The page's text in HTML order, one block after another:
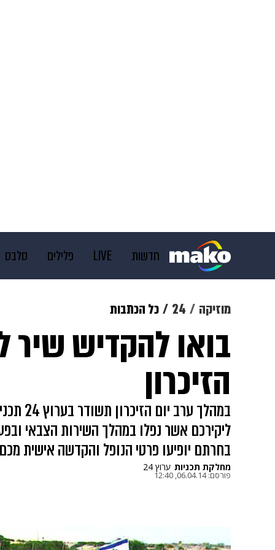
חדשות LIVE פלילים סלבס
תרבות צבא וביטחון
גאווה משפט תשעה
מוזיקה 24 כל הכתבות
בואו להקדיש שיר
הזיכרון
במהלך
ליקירכם אשר נפלו במהלך השירות הצבאי
בחרתם יופיעו פרטי הנופל והקדשה אישית
מחלקת תכניות ערוץ 24
פורסם:06.04.14, 12:40